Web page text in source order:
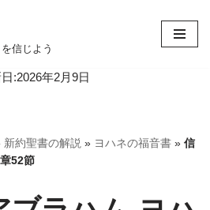
信じよう
:2026年2月9日
新約聖書の解説 » ヨハネの福音書 » 信
52節